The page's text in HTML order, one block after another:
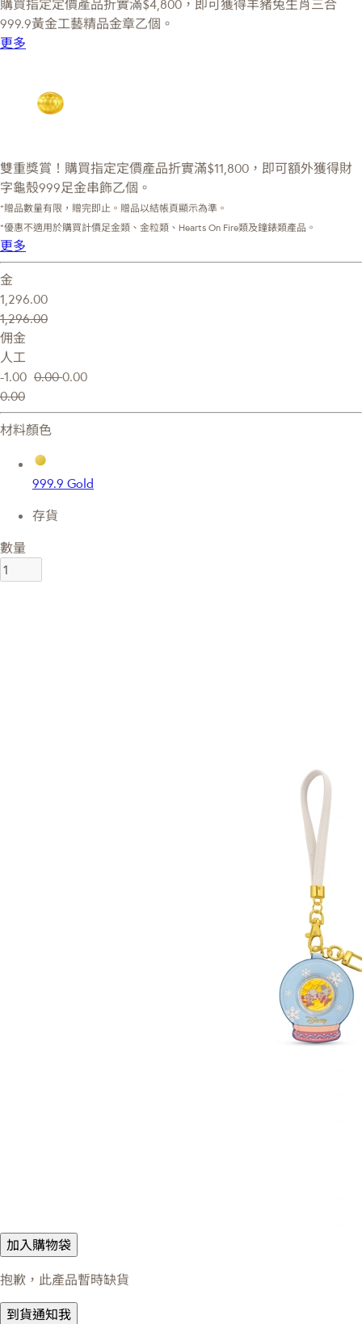
購買指定定價產品折實滿$4,800，即可獲得羊豬兔生肖三合
999.9黃金工藝精品金章乙個。
更多
雙重獎賞！購買指定定價產品折實滿$11,800，即可額外獲得財
字龜殼999足金串飾乙個。
*贈品數量有限，贈完即止。贈品以結帳頁顯示為準。
*優惠不適用於購買計價足金類、金粒類、Hearts On Fire類及鐘錶類產品。
更多
金
1,296.00
1,296.00
佣金
人工
-1.00 0.000.00
0.00
材料顏色
999.9 Gold
存貨
數量
加入購物袋
抱歉，此產品暫時缺貨
到貨通知我